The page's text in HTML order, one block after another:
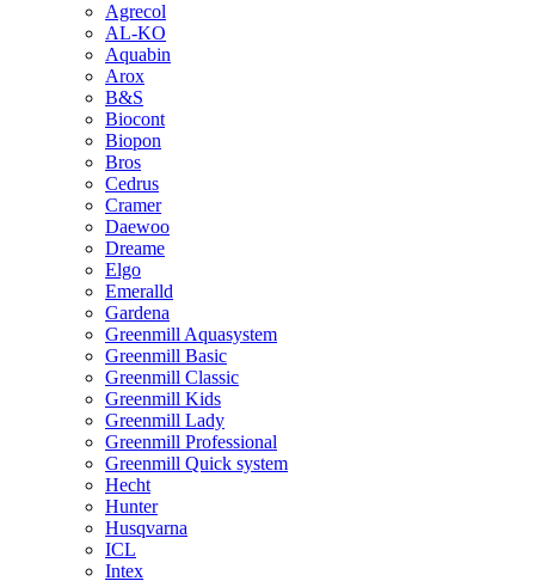
Agrecol
AL-KO
Aquabin
Arox
B&S
Biocont
Biopon
Bros
Cedrus
Cramer
Daewoo
Dreame
Elgo
Emeralld
Gardena
Greenmill Aquasystem
Greenmill Basic
Greenmill Classic
Greenmill Kids
Greenmill Lady
Greenmill Professional
Greenmill Quick system
Hecht
Hunter
Husqvarna
ICL
Intex